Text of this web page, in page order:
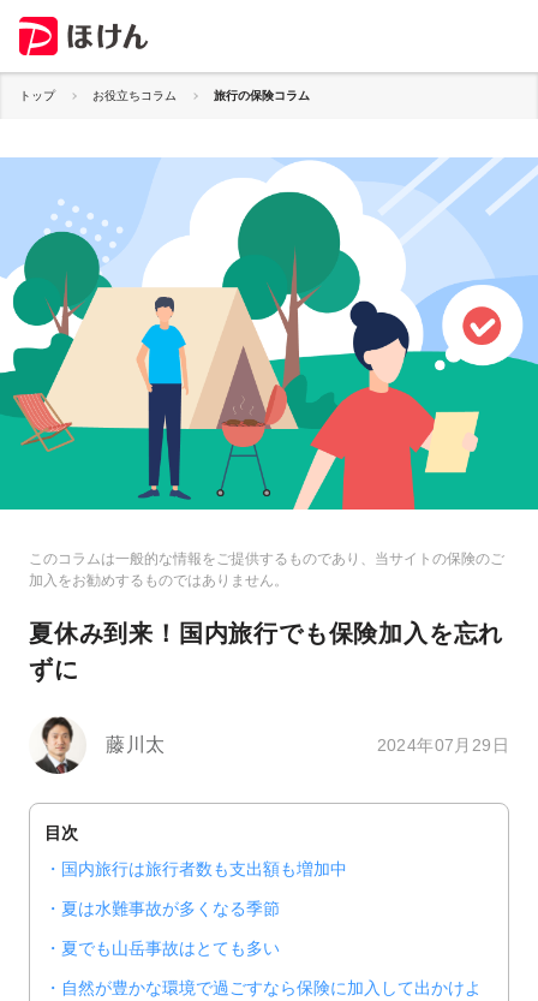
トップ お役立ちコラム 旅行の保険コラム
このコラムは一般的な情報をご提供するものであり、当サイトの保険のご
加入をお勧めするものではありません。
夏休み到来！国内旅行でも保険加入を忘れ
ずに
藤川太 2024年07月29日
目次
国内旅行は旅行者数も支出額も増加中
夏は水難事故が多くなる季節
夏でも山岳事故はとても多い
自然が豊かな環境で過ごすなら保険に加入して出かけよ